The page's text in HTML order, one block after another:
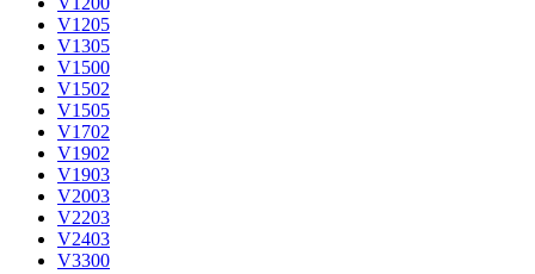
V1205
V1305
V1500
V1502
V1505
V1702
V1902
V1903
V2003
V2203
V2403
V3300